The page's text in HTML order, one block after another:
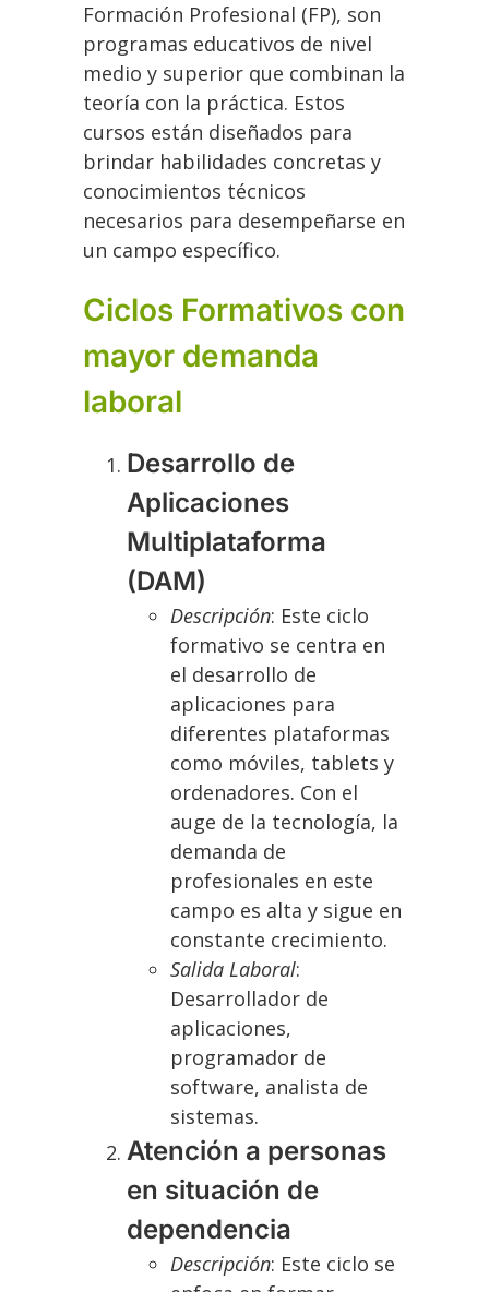
Formación Profesional (FP), son
programas educativos de nivel
medio y superior que combinan la
teoría con la práctica. Estos
cursos están diseñados para
brindar habilidades concretas y
conocimientos técnicos
necesarios para desempeñarse en
un campo específico.
Ciclos Formativos con
mayor demanda
laboral
Desarrollo de
Aplicaciones
Multiplataforma
(DAM)
Descripción: Este ciclo
formativo se centra en
el desarrollo de
aplicaciones para
diferentes plataformas
como móviles, tablets y
ordenadores. Con el
auge de la tecnología, la
demanda de
profesionales en este
campo es alta y sigue en
constante crecimiento.
Salida Laboral:
Desarrollador de
aplicaciones,
programador de
software, analista de
sistemas.
Atención a personas
en situación de
dependencia
Descripción: Este ciclo se